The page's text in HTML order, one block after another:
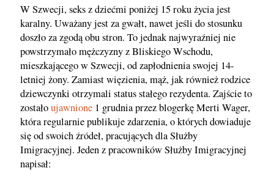
W Szwecji, seks z dziećmi poniżej 15 roku życia jest
karalny. Uważany jest za gwałt, nawet jeśli do stosunku
doszło za zgodą obu stron. To jednak najwyraźniej nie
powstrzymało mężczyzny z Bliskiego Wschodu,
mieszkającego w Szwecji, od zapłodnienia swojej 14-
letniej żony. Zamiast więzienia, mąż, jak również rodzice
dziewczynki otrzymali status stałego rezydenta. Zajście to
zostałoujawnione 1 grudnia przez blogerkę Merti Wager,
która regularnie publikuje zdarzenia, o których dowiaduje
się od swoich źródeł, pracujących dla Służby
Imigracyjnej. Jeden z pracowników Służby Imigracyjnej
napisał: